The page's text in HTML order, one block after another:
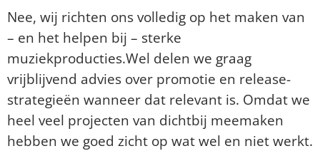
Nee, wij richten ons volledig op het maken van
– en het helpen bij – sterke
muziekproducties.Wel delen we graag
vrijblijvend advies over promotie en release-
strategieën wanneer dat relevant is. Omdat we
heel veel projecten van dichtbij meemaken
hebben we goed zicht op wat wel en niet werkt.